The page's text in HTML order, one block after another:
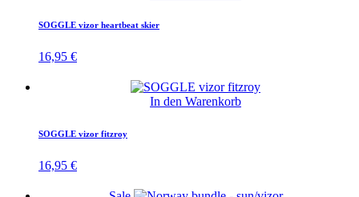
SOGGLE vizor heartbeat skier
16,95 €
In den Warenkorb
SOGGLE vizor fitzroy
16,95 €